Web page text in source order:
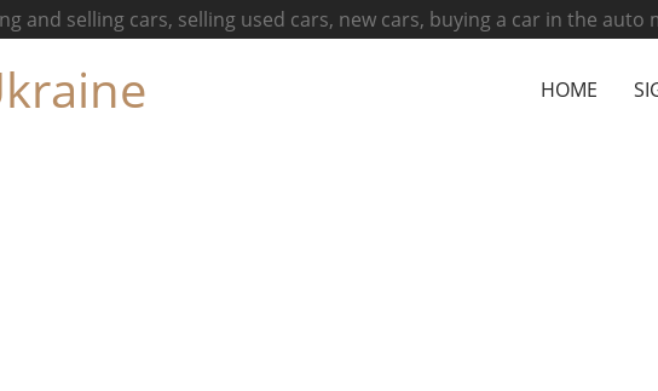
and selling cars, selling used cars, new cars, buying a car in the auto
HOME